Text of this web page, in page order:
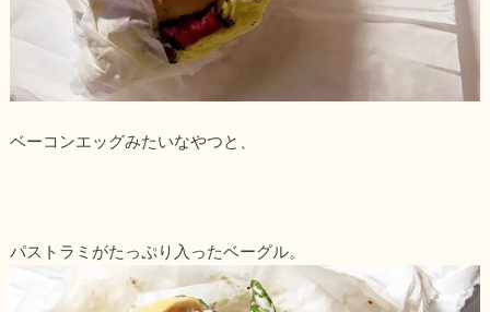
ベーコンエッグみたいなやつと、
パストラミがたっぷり入ったベーグル。